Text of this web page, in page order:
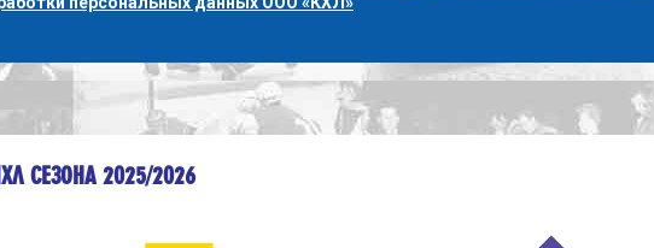
СЕЗОНА 2025/2026